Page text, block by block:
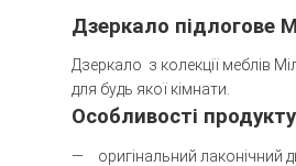
Дзеркало підлогове
Дзеркало з колекції меблів
для будь якої кімнати.
Особливості
оригінальний лаконічний